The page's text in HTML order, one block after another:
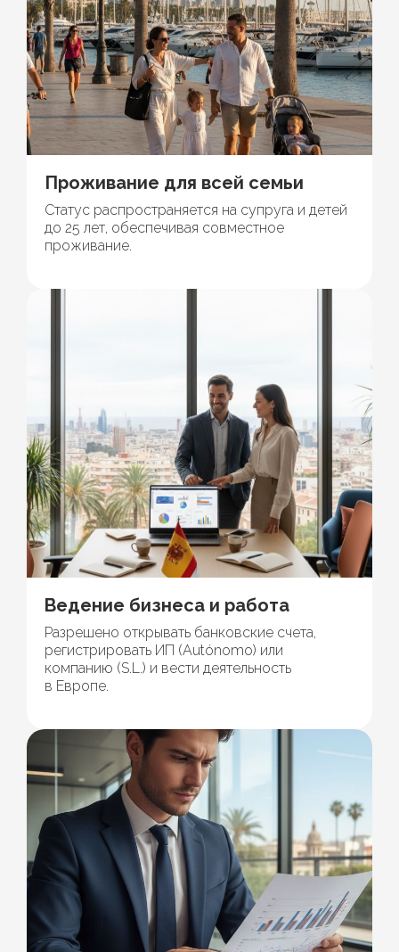
Проживание для всей семьи
Статус распространяется на супруга и детей
до 25 лет, обеспечивая совместное
проживание.
Ведение бизнеса и работа
Разрешено открывать банковские счета,
регистрировать ИП (Autónomo) или
компанию (S.L.) и вести деятельность
в Европе.